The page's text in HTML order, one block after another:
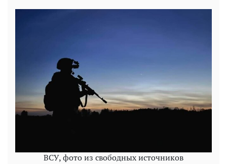
ВСУ, фото из свободных источников